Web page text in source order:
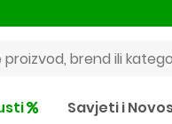
Savjeti i